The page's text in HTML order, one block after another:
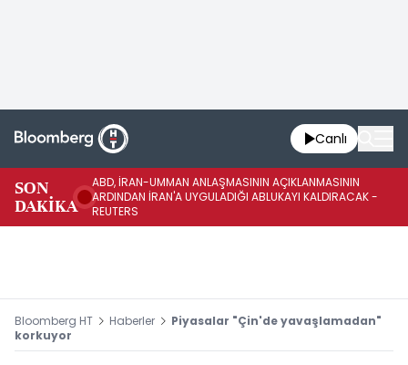
Canlı
SON
DAKİKA
ABD, İRAN-UMMAN ANLAŞMASININ AÇIKLANMASININ
ARDINDAN İRAN'A UYGULADIĞI ABLUKAYI KALDIRACAK -
REUTERS
Bloomberg HT Haberler
Piyasalar "Çin'de yavaşlamadan"
korkuyor